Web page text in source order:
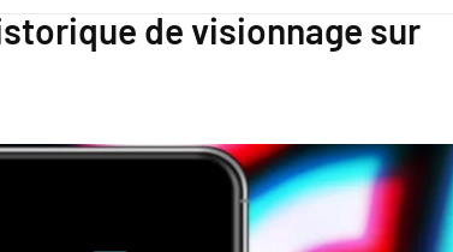
de visionnage sur